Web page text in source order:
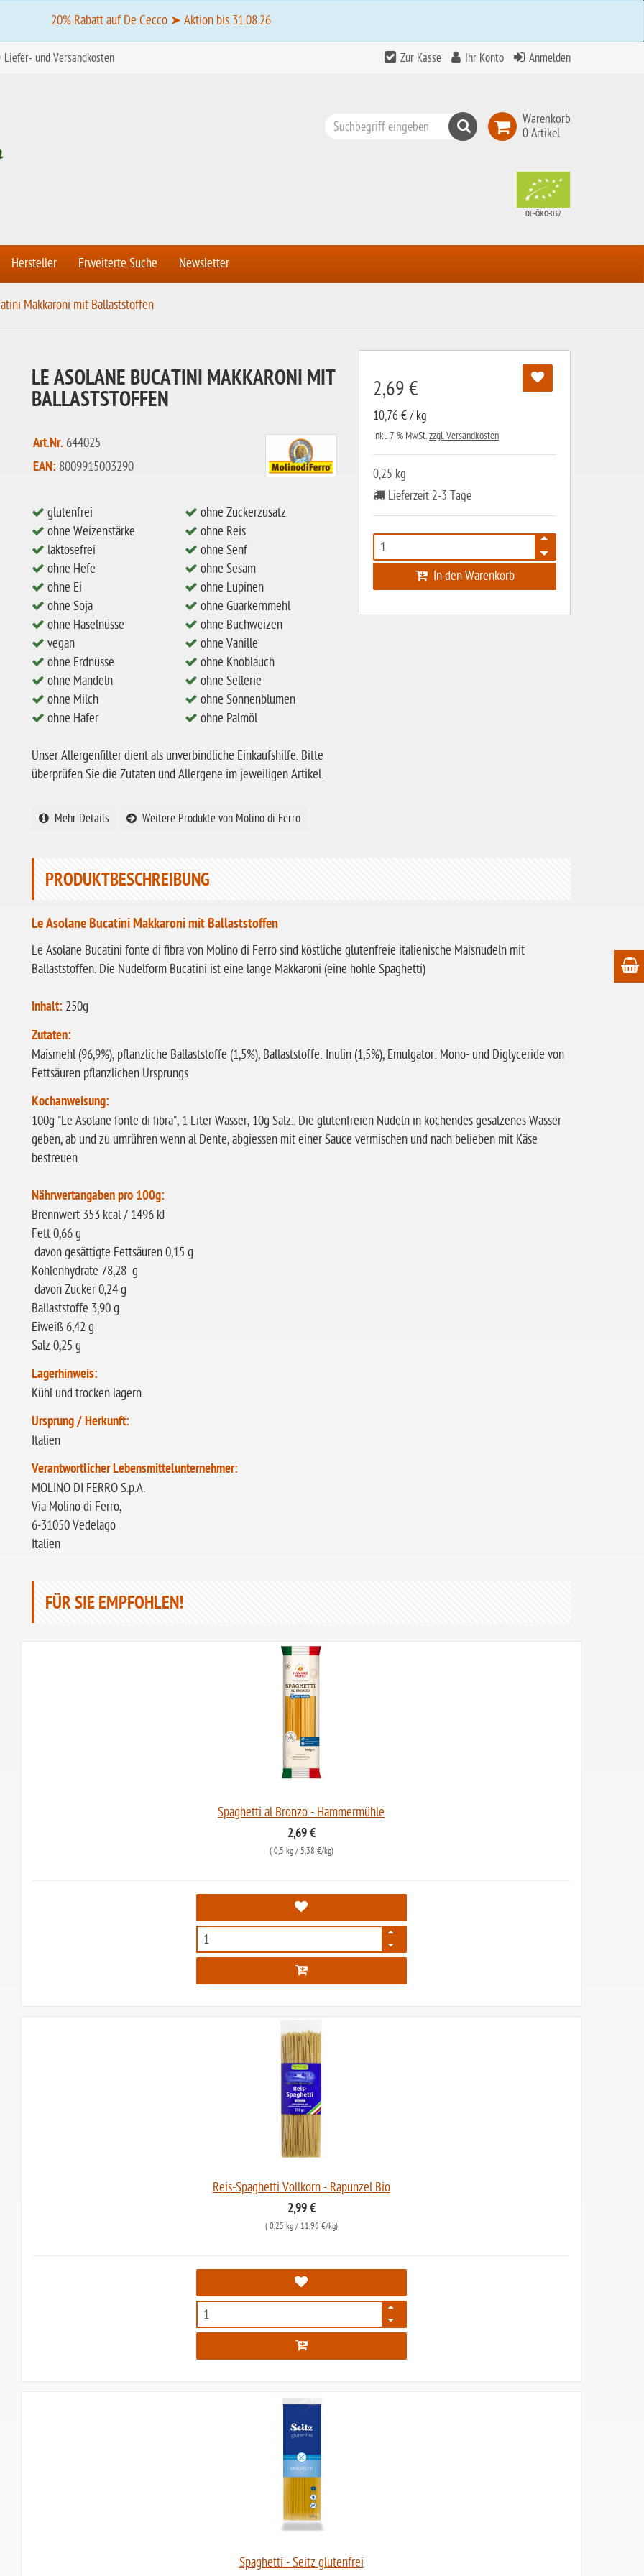
20% Rabatt auf De Cecco ➤ Aktion bis 31.08.26
Liefer- und Versandkosten Zur Kasse Ihr Konto Anmelden
Warenkorb
0 Artikel
Suchen
DE-ÖKO-037
Hersteller Erweiterte Suche Newsletter
Makkaroni mit Ballaststoffen
2,69 €
10,76 € / kg
inkl. 7 % MwSt.zzgl. Versandkosten
0,25 kg
Lieferzeit 2-3 Tage
In den Warenkorb
LE ASOLANE BUCATINI MAKKARONI MIT
BALLASTSTOFFEN
Art.Nr. 644025
EAN: 8009915003290
glutenfrei
ohne Weizenstärke
laktosefrei
ohne Hefe
ohne Ei
ohne Soja
ohne Haselnüsse
vegan
ohne Erdnüsse
ohne Mandeln
ohne Milch
ohne Hafer
ohne Zuckerzusatz
ohne Reis
ohne Senf
ohne Sesam
ohne Lupinen
ohne Guarkernmehl
ohne Buchweizen
ohne Vanille
ohne Knoblauch
ohne Sellerie
ohne Sonnenblumen
ohne Palmöl
Unser Allergenfilter dient als unverbindliche Einkaufshilfe. Bitte
überprüfen Sie die Zutaten und Allergene im jeweiligen Artikel.
Mehr Details Weitere Produkte von Molino di Ferro
PRODUKTBESCHREIBUNG
Le Asolane Bucatini Makkaroni mit Ballaststoffen
Le Asolane Bucatini fonte di fibra von Molino di Ferro sind köstliche glutenfreie italienische Maisnudeln mit
Ballaststoffen. Die Nudelform Bucatini ist eine lange Makkaroni (eine hohle Spaghetti)
Inhalt: 250g
Zutaten:
Maismehl (96,9%), pflanzliche Ballaststoffe (1,5%), Ballaststoffe: Inulin (1,5%), Emulgator: Mono- und Diglyceride von
Fettsäuren pflanzlichen Ursprungs
Kochanweisung:
100g "Le Asolane fonte di fibra", 1 Liter Wasser, 10g Salz.. Die glutenfreien Nudeln in kochendes gesalzenes Wasser
geben, ab und zu umrühren wenn al Dente, abgiessen mit einer Sauce vermischen und nach belieben mit Käse
bestreuen.
Nährwertangaben pro 100g:
Brennwert 353 kcal / 1496 kJ
Fett 0,66 g
davon gesättigte Fettsäuren 0,15 g
Kohlenhydrate 78,28 g
davon Zucker 0,24 g
Ballaststoffe 3,90 g
Eiweiß 6,42 g
Salz 0,25 g
Lagerhinweis:
Kühl und trocken lagern.
Ursprung / Herkunft:
Italien
Verantwortlicher Lebensmittelunternehmer:
MOLINO DI FERRO S.p.A.
Via Molino di Ferro,
6-31050 Vedelago
Italien
FÜR SIE EMPFOHLEN!
Spaghetti al Bronzo - Hammermühle
2,69 €
( 0,5 kg/ 5,38 €/kg)
185
Reis-Spaghetti Vollkorn - Rapunzel Bio
2,99 €
( 0,25 kg/ 11,96 €/kg)
265
Spaghetti - Seitz glutenfrei